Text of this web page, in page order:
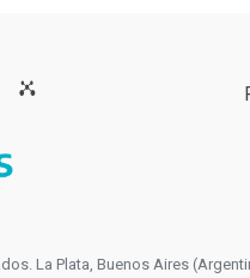

La Plata, Buenos Aires